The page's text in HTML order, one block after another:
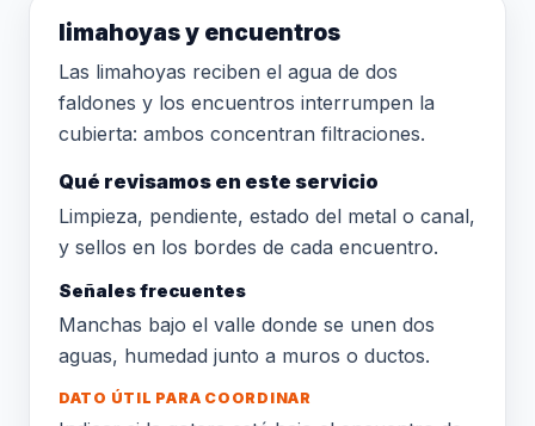
limahoyas y encuentros
Las limahoyas reciben el agua de dos
faldones y los encuentros interrumpen la
cubierta: ambos concentran filtraciones.
Qué revisamos en este servicio
Limpieza, pendiente, estado del metal o canal,
y sellos en los bordes de cada encuentro.
Señales frecuentes
Manchas bajo el valle donde se unen dos
aguas, humedad junto a muros o ductos.
DATO ÚTIL PARA COORDINAR